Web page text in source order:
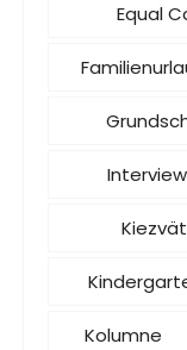
Equal
Interview
Kolumne